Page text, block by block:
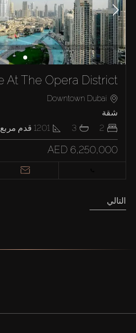
At The Opera District
Downtown Dubai
شقة
2
3
1201 قدم مربع
AED 6,250,000
التالي